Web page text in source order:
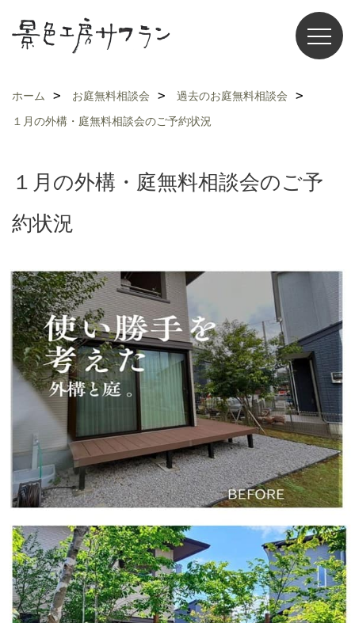
ホーム お庭無料相談会
過去のお庭無料相談会
１月の外構・庭無料相談会のご予約状況
１月の外構・庭無料相談会のご予
約状況